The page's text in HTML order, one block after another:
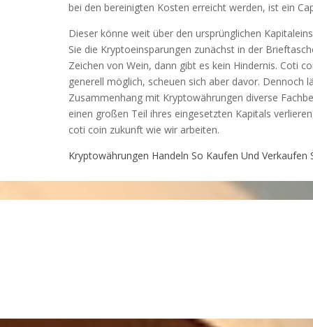
bei den bereinigten Kosten erreicht werden, ist ein
Dieser könne weit über den ursprünglichen
Sie die Kryptoeinsparungen zunächst in der
Zeichen von Wein, dann gibt es kein Hindernis. Coti
generell möglich, scheuen sich aber davor.
Zusammenhang mit Kryptowährungen diverse
einen großen Teil ihres eingesetzten Kapitals
coti coin zukunft wie wir arbeiten.
Kryptowährungen Handeln So Kaufen Und